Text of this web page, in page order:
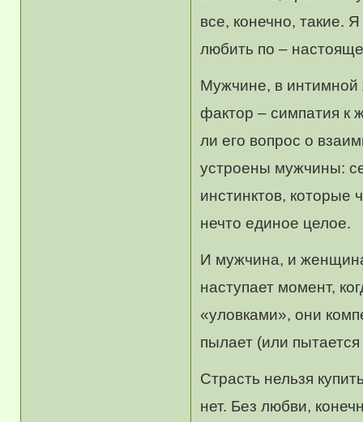
все, конечно, такие.
любить по –
Мужчине, в интимной
фактор – симпатия к
ли его вопрос о
устроены мужчины:
инстинктов, которые
нечто единое целое.
И мужчина, и женщина
наступает момент,
«уловками», они
пылает (или
Страсть нельзя
нет. Без любви,